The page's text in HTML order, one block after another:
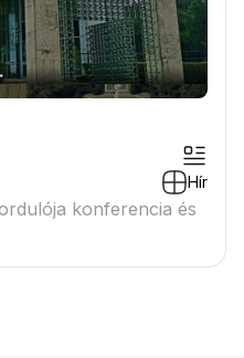
Hír
konferencia és